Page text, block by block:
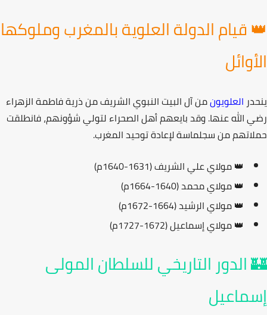
قيام الدولة العلوية بالمغرب وملوكها
العلويونمنآل البيت النبوي الشريفمن ذرية فاطمة الزهراء
الله عنها. وقد بايعهم أهل الصحراء لتولي شؤونهم، فانطلقت
منسجلماسةلإعادة توحيد المغرب.
👑 مولاي علي الشريف(1631-1640م)
👑 مولاي محمد(1640-1664م)
👑 مولاي الرشيد(1664-1672م)
👑 مولاي إسماعيل(1672-1727م)
الدور التاريخي للسلطان المولى